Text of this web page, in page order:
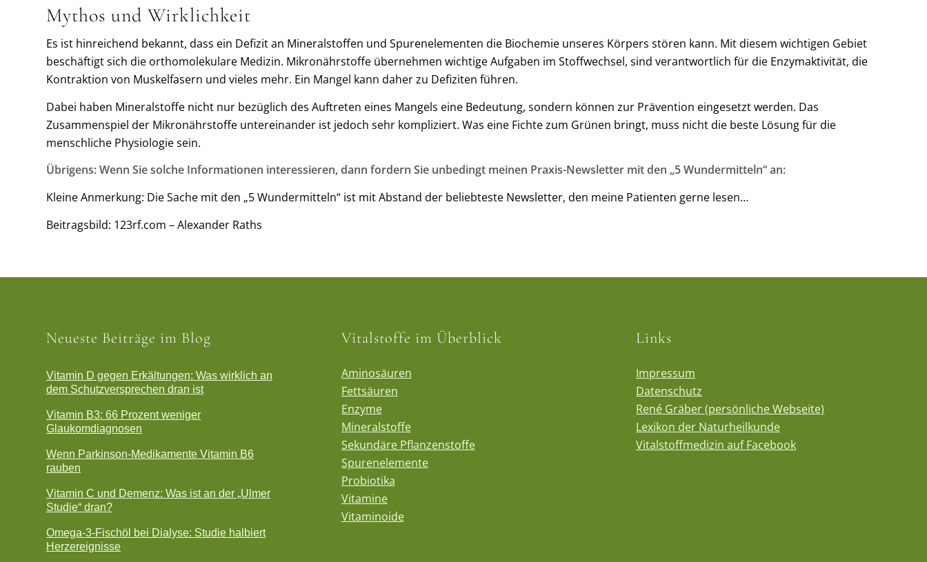
Mythos und Wirklichkeit
Es ist hinreichend bekannt, dass ein Defizit an Mineralstoffen und Spurenelementen die Biochemie unseres Körpers stören kann. Mit diesem wichtigen Gebiet
beschäftigt sich die orthomolekulare Medizin. Mikronährstoffe übernehmen wichtige Aufgaben im Stoffwechsel, sind verantwortlich für die Enzymaktivität, die
Kontraktion von Muskelfasern und vieles mehr. Ein Mangel kann daher zu Defiziten führen.
Dabei haben Mineralstoffe nicht nur bezüglich des Auftreten eines Mangels eine Bedeutung, sondern können zur Prävention eingesetzt werden. Das
Zusammenspiel der Mikronährstoffe untereinander ist jedoch sehr kompliziert. Was eine Fichte zum Grünen bringt, muss nicht die beste Lösung für die
menschliche Physiologie sein.
Übrigens: Wenn Sie solche Informationen interessieren, dann fordern Sie unbedingt meinen Praxis-Newsletter mit den „5 Wundermitteln“ an:
Kleine Anmerkung: Die Sache mit den „5 Wundermitteln“ ist mit Abstand der beliebteste Newsletter, den meine Patienten gerne lesen…
Beitragsbild: 123rf.com – Alexander Raths
Neueste Beiträge im Blog
Vitamin D gegen Erkältungen: Was wirklich an
dem Schutzversprechen dran ist
Vitamin B3: 66 Prozent weniger
Glaukomdiagnosen
Wenn Parkinson-Medikamente Vitamin B6
rauben
Vitamin C und Demenz: Was ist an der „Ulmer
Studie“ dran?
Omega-3-Fischöl bei Dialyse: Studie halbiert
Herzereignisse
Vitalstoffe im Überblick
Aminosäuren
Fettsäuren
Enzyme
Mineralstoffe
Sekundäre Pflanzenstoffe
Spurenelemente
Probiotika
Vitamine
Vitaminoide
Links
Impressum
Datenschutz
René Gräber (persönliche Webseite)
Lexikon der Naturheilkunde
Vitalstoffmedizin auf Facebook